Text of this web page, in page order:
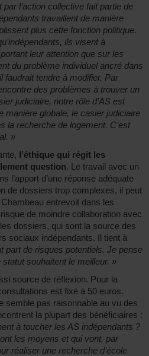
l’action collective fait partie de
travaillent de manière
plus cette fonction politique.
ils visent à
leur attention que sur les
du problème individuel ancré dans
faudrait tendre à modifier. Par
des problèmes à trouver un
judiciaire, notre rôle d’AS est
manière globale, le casier judiciaire
la recherche de logement. C’est
»
l’éthique qui régit les
question. Le travail avec un
l’apport d’une réponse adéquate
de dossiers trop complexes, il peut
entrevoit dans les
de moindre collaboration avec
dossiers, qui sont la source des
sociaux indépendants. Il tient à
part de risques potentiels. Je pense
souhaitent le meilleur. »
source de réflexion. Pour la
est fixé à 50 euros.
semble pas raisonnable au vu des
la plupart des bénéficiaires :
à toucher les AS indépendants ?
les moyens et qui vont, par
réaliser une recherche d’école